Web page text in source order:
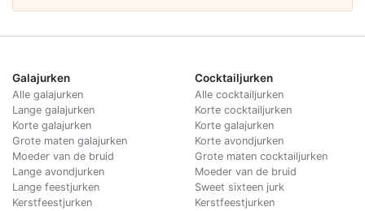
Galajurken
Alle galajurken
Lange galajurken
Korte galajurken
Grote maten galajurken
Moeder van de bruid
Lange avondjurken
Lange feestjurken
Kerstfeestjurken
Cocktailjurken
Alle cocktailjurken
Korte cocktailjurken
Korte galajurken
Korte avondjurken
Grote maten cocktailjurken
Moeder van de bruid
Sweet sixteen jurk
Kerstfeestjurken